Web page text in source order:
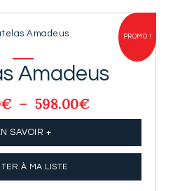
PROMO !
Amadeus
€ – 598.00€
de
288.00€
598.00€
SAVOIR +
À MA LISTE